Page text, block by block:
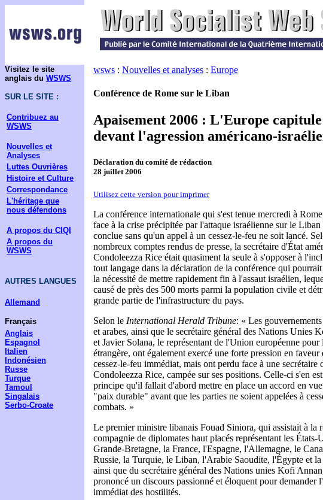
Visitez le site
anglais du WSWS
SUR LE SITE :
Contribuez au
WSWS
Nouvelles et
Analyses
Luttes Ouvrières
Histoire et Culture
Correspondance
L'héritage que
nous défendons
A propos du CIQI
A propos du
WSWS
AUTRES LANGUES
Allemand
Français
Anglais
Espagnol
Italien
Indonésien
Russe
Turque
Tamoul
Singalais
Serbo-Croate
wsws : Nouvelles et analyses : Europe
Conférence de Rome sur le Liban
Apaisement 2006 : L'Europe capitule
devant l'agression américano-
Déclaration du comité de rédaction
28 juillet 2006
Utilisez cette version pour imprimer
La conférence internationale qui s'est tenue mercredi à
face à la crise précipitée par l'attaque israélienne sur le Liban
conclue sans qu'un appel à un cessez-le-feu ne soit lancé.
nombreux comptes rendus de presse, la secrétaire d'État
Condoleezza Rice était quasiment la seule à s'opposer à
tout langage dans la déclaration de la conférence qui
la nécessité de mettre rapidement fin à l'assaut israélien,
causé de près des 500 morts parmi la population civile et
grande partie de l'infrastructure du pays.
Selon le International Herald Tribune: « Les
et arabes, ainsi que le secrétaire général des Nations Unies
et Javier Solana, le représentant de l'Union européenne
étrangère, ont également exercé une forte pression en faveur
cessez-le-feu immédiat, mais ont perdu face à une secrétaire
Condoleezza Rice, campée sur ses positions. Celle-ci s'en
principe qu'il fallait d'abord mettre en place un accord en
"paix durable" avant que les parties ne soient appelées à
combats. »
Le premier ministre libanais Fouad Siniora, qui assistait à la
compagnie de diplomates haut placés représentant les États-
Grande-Bretagne, la France, l'Espagne, l'Allemagne, le
Russie, la Turquie, le Liban, l'Arabie Saoudite, l'Égypte et la
ainsi que du secrétaire général des Nations unies Kofi
prononcé un discours passionné et éloquent pour demander
immédiat des hostilités.